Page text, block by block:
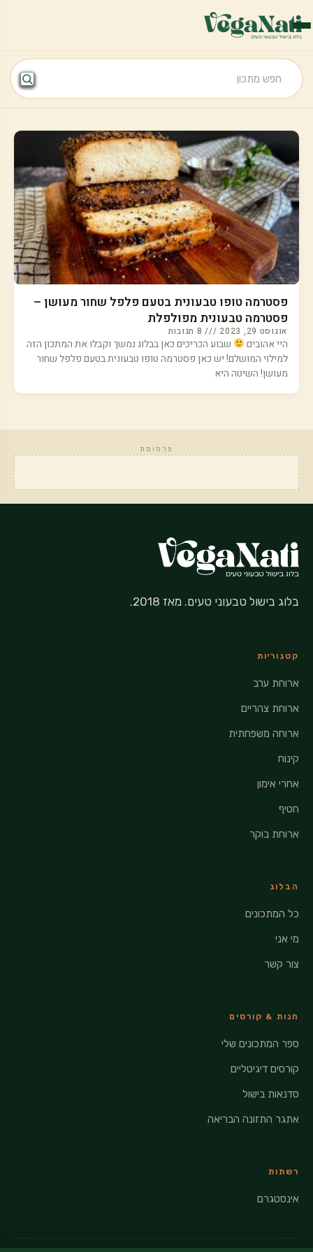
פסטרמה טופו טבעונית בטעם פלפל שחור מעושן –
פסטרמה טבעונית מפולפלת
אוגוסט 29, 2023 8 תגובות
היי אהובים
שבוע הכריכים כאן בבלוג נמשך וקבלו את המתכון הזה
למילוי המושלם! יש כאן פסטרמה טופו טבעונית בטעם פלפל שחור
מעושן! השיטה היא
פרסומת
בלוג בישול טבעוני טעים. מאז 2018.
קטגוריות
ארוחת ערב
ארוחת צהריים
ארוחה משפחתית
קינוח
אחרי אימון
חטיף
ארוחת בוקר
הבלוג
כל המתכונים
מי אני
צור קשר
חנות & קורסים
ספר המתכונים שלי
קורסים דיגיטליים
סדנאות בישול
אתגר התזונה הבריאה
רשתות
אינסטגרם